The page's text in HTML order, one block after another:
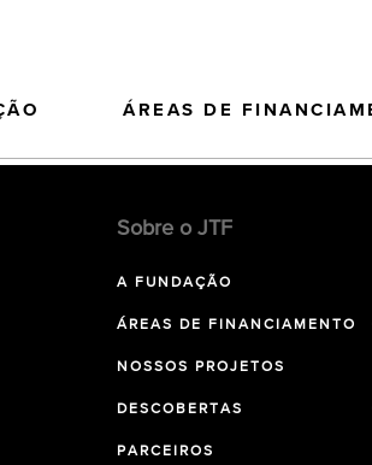
ÁREAS DE
Sobre o JTF
A FUNDAÇÃO
ÁREAS DE FINANCIAMENTO
NOSSOS PROJETOS
DESCOBERTAS
PARCEIROS